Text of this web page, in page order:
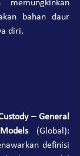
memungkinkan
bahan daur
diri.
– General
(Global):
definisi